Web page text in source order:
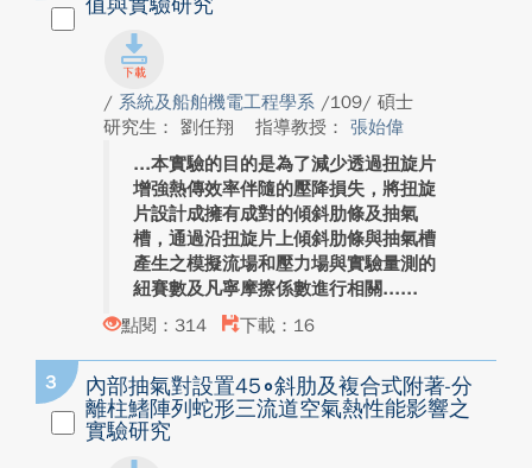
/ 系統及船舶機電工程學系 /109/ 碩士
研究生： 劉任翔
指導教授： 張始偉
本實驗的目的是為了減少透過扭旋片
增強熱傳效率伴隨的壓降損失，將扭旋
片設計成擁有成對的傾斜肋條及抽氣
槽，通過沿扭旋片上傾斜肋條與抽氣槽
產生之模擬流場和壓力場與實驗量測的
紐賽數及凡寧摩擦係數進行相關...
點閱：314
下載：16
3
內部抽氣對設置45∘斜肋及複合式附著-分
離柱鰭陣列蛇形三流道空氣熱性能影響之
實驗研究